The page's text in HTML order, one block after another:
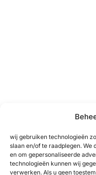
wij gebruiken technologieën
slaan en/of te raadplegen. We
en om gepersonaliseerde
technologieën kunnen wij
verwerken. Als u geen